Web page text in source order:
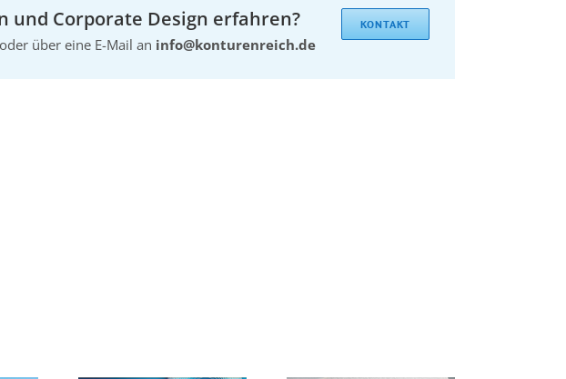
KONTAKT
und Corporate Design erfahren?
oder über eine E-Mail an info@konturenreich.de